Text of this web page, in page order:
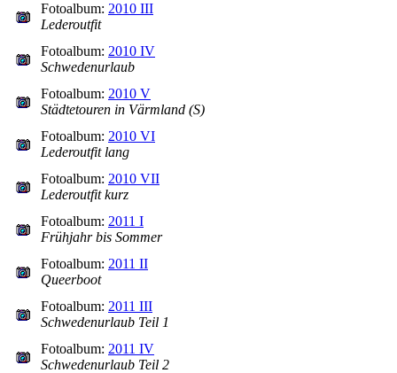
Fotoalbum: 2010 III
Lederoutfit
Fotoalbum: 2010 IV
Schwedenurlaub
Fotoalbum: 2010 V
Städtetouren in Värmland (S)
Fotoalbum: 2010 VI
Lederoutfit lang
Fotoalbum: 2010 VII
Lederoutfit kurz
Fotoalbum: 2011 I
Frühjahr bis Sommer
Fotoalbum: 2011 II
Queerboot
Fotoalbum: 2011 III
Schwedenurlaub Teil 1
Fotoalbum: 2011 IV
Schwedenurlaub Teil 2